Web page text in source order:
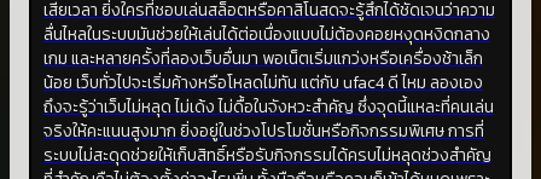
เสียเวลา ยิ่งใครที่ชอบเล่นสล็อตหรือคาสิโนสดจะรู้สึกได้ชัดเจนว่าความ
ลื่นไหลในระบบมันช่วยให้เล่นได้ต่อเนื่องแบบไม่ต้องคอยหงุดหงิดกลาง
เกม และหลายครั้งที่ลองเว็บอื่นมา พอเน็ตเริ่มแกว่งหรือเครื่องช้าเล็ก
น้อย เว็บทั่วไปจะเริ่มค้างหรือโหลดไม่ทัน แต่กับ ufac4 ดี ไหม ลองเอง
ถึงจะรู้ว่าเว็บไม่หลุด ไม่เด้ง ไม่ดื้อในจังหวะสำคัญ ซึ่งจุดนี้แหละที่คนเล่น
จริงให้คะแนนสูงมาก ยิ่งอยู่ในช่วงโปรโมชั่นหรือกิจกรรมพิเศษ การที่
ระบบไม่สะดุดช่วยให้เก็บสิทธิ์หรือรับกิจกรรมได้ครบไม่หลุดช่วงสำคัญ